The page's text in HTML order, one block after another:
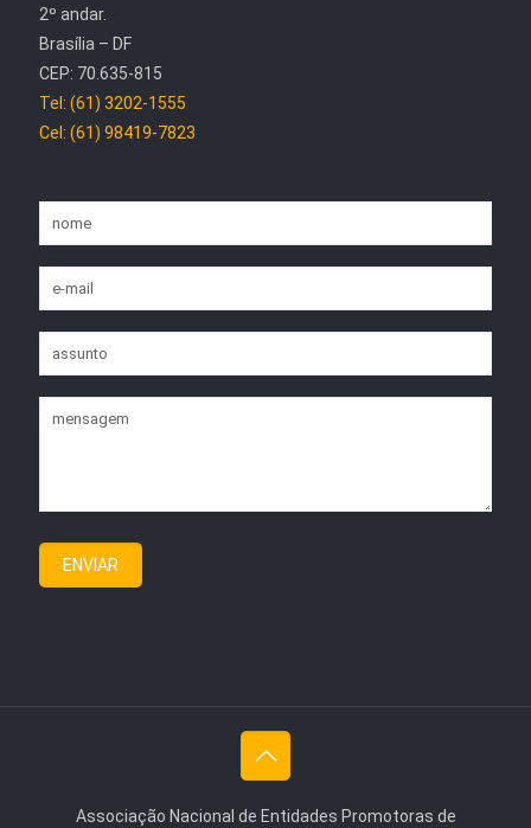
2º andar.
Brasília – DF
CEP: 70.635-815
Tel: (61) 3202-1555
Cel: (61) 98419-7823
Associação Nacional de Entidades Promotoras de